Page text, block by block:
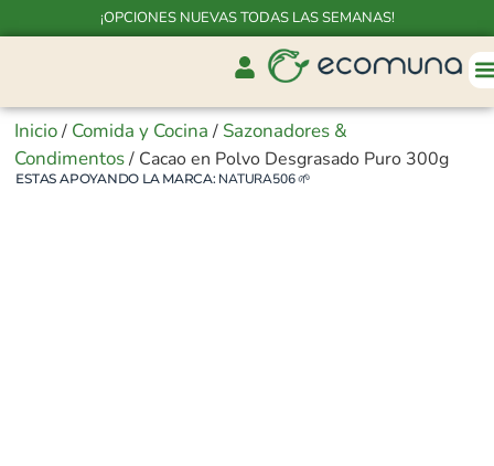
¡OPCIONES NUEVAS TODAS LAS SEMANAS!
Inicio/ Comida y Cocina / Sazonadores &
Condimentos/ Cacao en Polvo Desgrasado Puro 300g
ESTAS APOYANDO LA MARCA: NATURA506🌱